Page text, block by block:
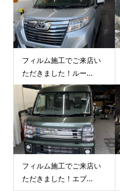
フィルム施工でご来店い
ただきました！ルー...
フィルム施工でご来店い
ただきました！エブ...